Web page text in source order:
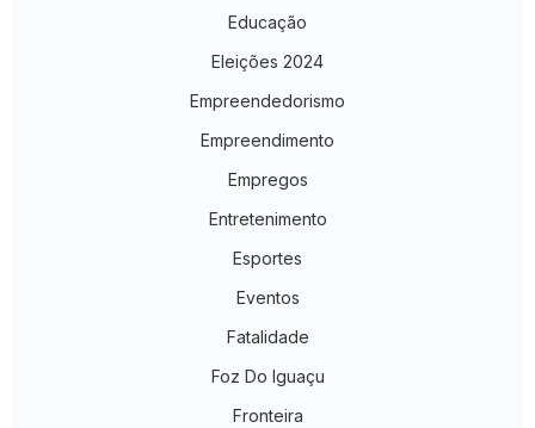
Educação
Eleições 2024
Empreendedorismo
Empreendimento
Empregos
Entretenimento
Esportes
Eventos
Fatalidade
Foz Do Iguaçu
Fronteira